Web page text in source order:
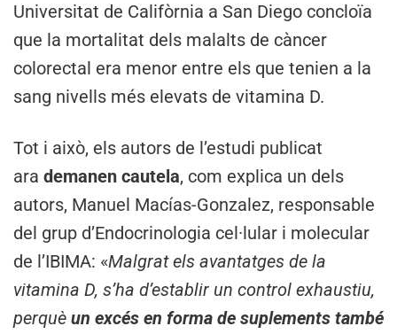
Universitat de Califòrnia a San Diego concloïa
que la mortalitat dels malalts de càncer
colorectal era menor entre els que tenien a la
sang nivells més elevats de vitamina D.
Tot i això, els autors de l’estudi publicat
ara demanen cautela, com explica un dels
autors, Manuel Macías-Gonzalez, responsable
del grup d’Endocrinologia cel·lular i molecular
de l’IBIMA: «Malgrat els avantatges de la
vitamina D, s’ha d’establir un control exhaustiu,
perquè un excés en forma de suplements també